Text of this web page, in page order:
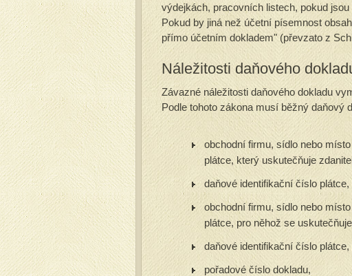
výdejkách, pracovních listech, pokud
Pokud by jiná než účetní písemnost
přímo účetním dokladem" (převzato z
Náležitosti daňového
Závazné náležitosti daňového dokladu
Podle tohoto zákona musí běžný daňový
obchodní firmu, sídlo nebo
plátce, který uskutečňuje
daňové identifikační číslo
obchodní firmu, sídlo nebo
plátce, pro něhož se
daňové identifikační číslo
pořadové číslo dokladu,